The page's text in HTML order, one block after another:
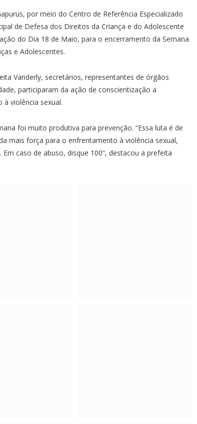
por meio do Centro de Referência Especializado
de Defesa dos Direitos da Criança e do Adolescente
do Dia 18 de Maio, para o encerramento da Semana
e Adolescentes.
Vanderly, secretários, representantes de órgãos
participaram da ação de conscientização a
violência sexual.
foi muito produtiva para prevenção. “Essa luta é de
mais força para o enfrentamento à violência sexual,
caso de abuso, disque 100”, destacou a prefeita